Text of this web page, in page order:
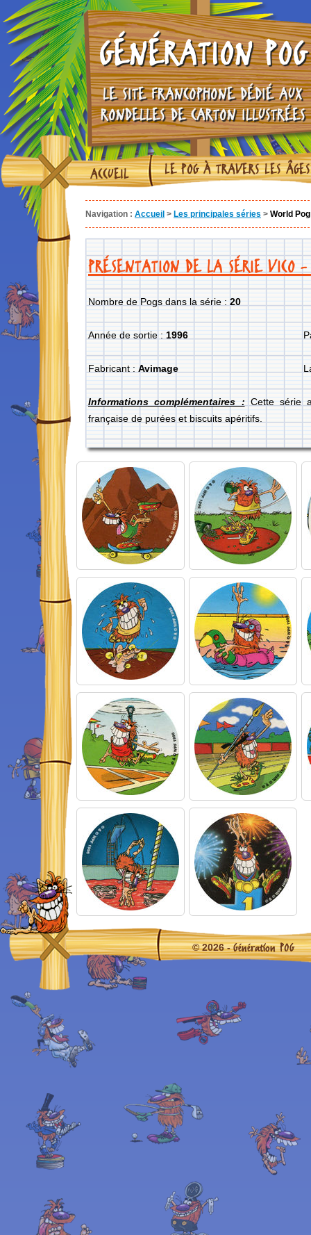
GÉNÉRATION POG
LE SITE FRANCOPHONE DÉDIÉ AUX
RONDELLES DE CARTON ILLUSTRÉES
ACCUEIL LE POG À TRAVERS LES ÂGES
Navigation : Accueil > Les principales séries > World
PRÉSENTATION DE LA SÉRIE VICO -
Nombre de Pogs dans la série : 20
Année de sortie : 1996
Fabricant : Avimage
Informations complémentaires : Cette série
française de purées et biscuits apéritifs.
© 2026 -Génération POG